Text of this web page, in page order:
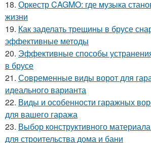
18. Оркестр CAGMO: где музыка
жизни
19. Как заделать трещины в брусе
эффективные методы
20. Эффективные способы
в брусе
21. Современные виды ворот для
идеального варианта
22. Виды и особенности гаражных
для вашего гаража
23. Выбор конструктивного
для строительства дома и бани